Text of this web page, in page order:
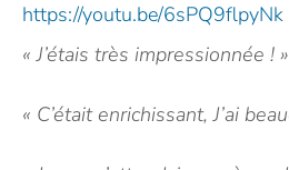
https://youtu.be/6sPQ9flpyNk
« J’étais très impressionnée !
« C’était enrichissant, J’ai